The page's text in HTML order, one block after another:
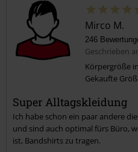
Mirco M.
246
Geschrieben
Körpergröße
Gekaufte
Super Alltagskleidung
Ich habe schon ein paar andere
und sind auch optimal fürs Büro,
ist, Bandshirts zu tragen.